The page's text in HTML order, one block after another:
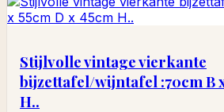
Stijlvolle vintage vierkante
bijzettafel/wijntafel :70cm B x
H..